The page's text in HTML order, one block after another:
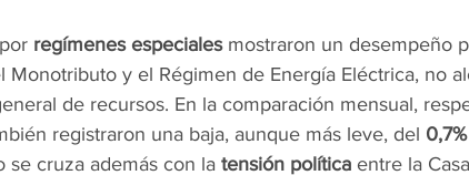
regímenes especiales mostraron un desempeño
Monotributo y el Régimen de Energía Eléctrica, no
de recursos. En la comparación mensual,
registraron una baja, aunque más leve, del
se cruza además con la tensión política entre la